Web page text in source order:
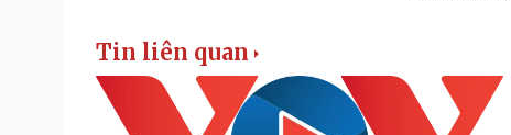
Tin liên quan